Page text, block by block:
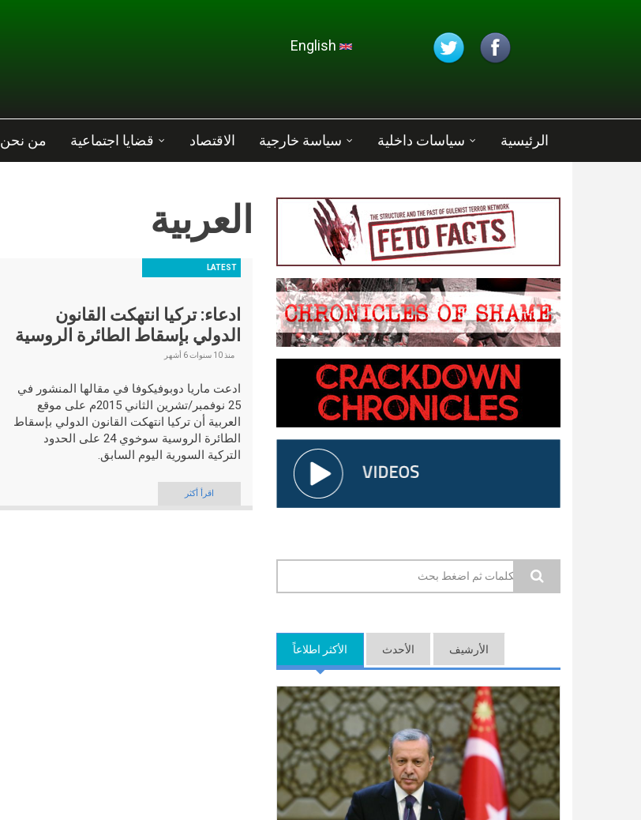
الرئيسية سياسات داخلية سياسة خارجية الاقتصاد قضايا اجتماعية من نحن
العربية
LATEST
ادعاء: تركيا انتهكت القانون
الدولي بإسقاط الطائرة الروسية
منذ 10 سنوات 6 أشهر
ادعت ماريا دوبوفيكوفا في مقالها المنشور في
25 نوفمبر/تشرين الثاني 2015م على موقع
العربية أن تركيا انتهكت القانون الدولي بإسقاط
الطائرة الروسية سوخوي 24 على الحدود
التركية السورية اليوم السابق.
اقرأ أكثر
استمارة البحث
الأكثر اطلاعاً(علامة التبويب النشطة) الأحدث الأرشيف